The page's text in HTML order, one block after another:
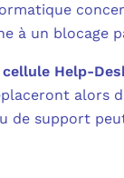
à un blocage
cellule Help-
de support